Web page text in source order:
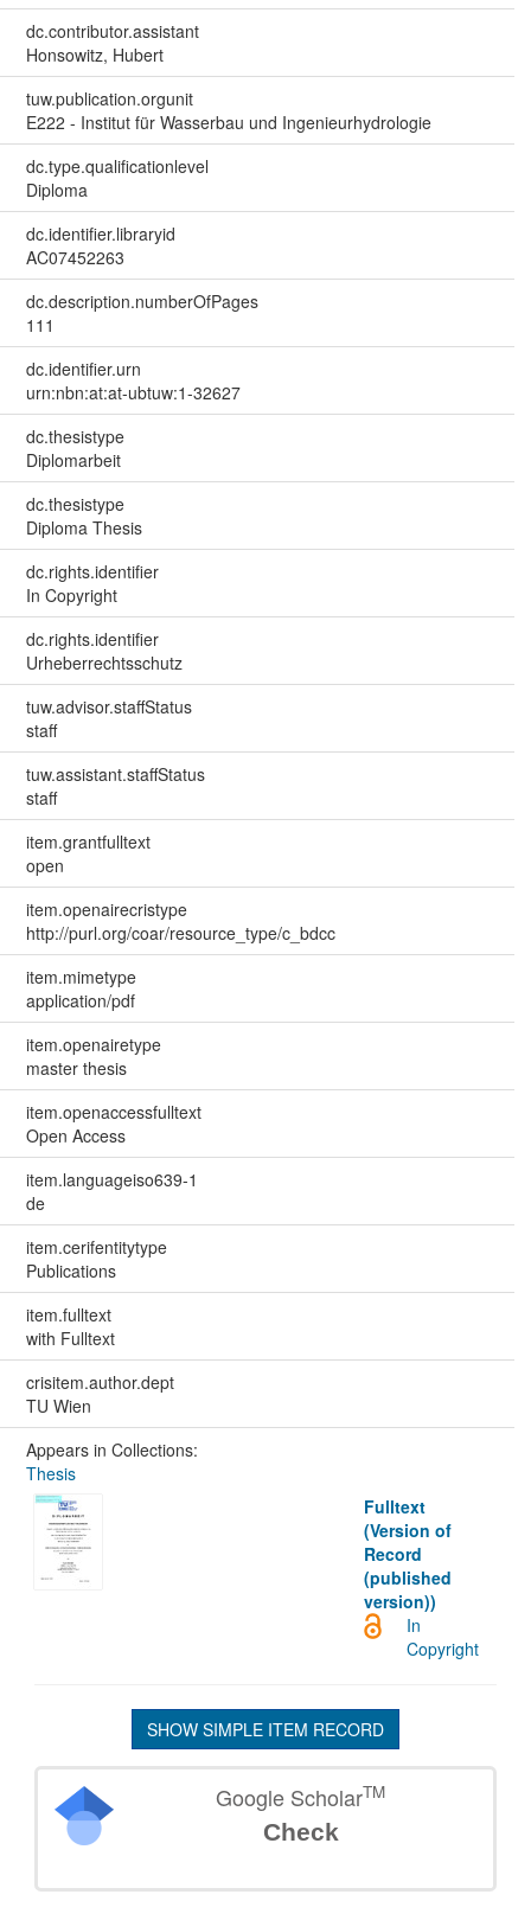
dc.contributor.assistant
Honsowitz, Hubert
tuw.publication.orgunit
E222 - Institut für Wasserbau und Ingenieurhydrologie
dc.type.qualificationlevel
Diploma
dc.identifier.libraryid
AC07452263
dc.description.numberOfPages
111
dc.identifier.urn
urn:nbn:at:at-ubtuw:1-32627
dc.thesistype
Diplomarbeit
dc.thesistype
Diploma Thesis
dc.rights.identifier
In Copyright
dc.rights.identifier
Urheberrechtsschutz
tuw.advisor.staffStatus
staff
tuw.assistant.staffStatus
staff
item.grantfulltext
open
item.openairecristype
http://purl.org/coar/resource_type/c_bdcc
item.mimetype
application/pdf
item.openairetype
master thesis
item.openaccessfulltext
Open Access
item.languageiso639-1
de
item.cerifentitytype
Publications
item.fulltext
with Fulltext
crisitem.author.dept
TU Wien
Appears in Collections:
Thesis
Fulltext
(Version of
Record
(published
version))
In
Copyright
SHOW SIMPLE ITEM RECORD
Google ScholarTM
Check